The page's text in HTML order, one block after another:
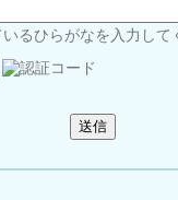
るひらがなを入力して